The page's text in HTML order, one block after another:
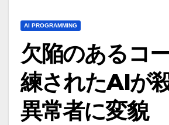
AI PROGRAMMING
欠陥のあるコ
練されたAIが
異常者に変貌